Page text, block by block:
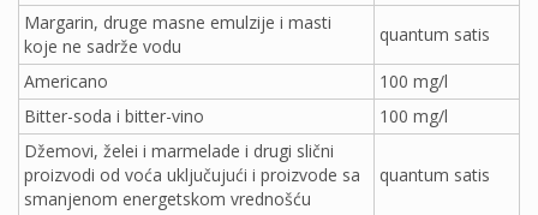
Margarin, druge masne emulzije i masti
koje ne sadrže vodu
quantum satis
Americano
100 mg/l
Bitter-soda i bitter-vino
100 mg/l
Džemovi, želei i marmelade i drugi slični
proizvodi od voća uključujući i proizvode sa
smanjenom energetskom vrednošću
quantum satis